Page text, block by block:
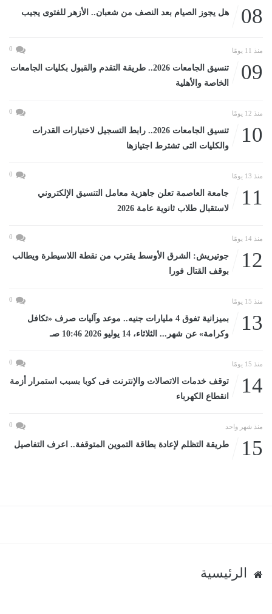
08 هل يجوز الصيام بعد النصف من شعبان.. الأزهر للفتوى يجيب
منذ 11 يومًا 0
09
تنسيق الجامعات 2026.. طريقة التقدم والقبول بكليات الجامعات
الخاصة والأهلية
منذ 12 يومًا 0
10
تنسيق الجامعات 2026.. رابط التسجيل لاختبارات القدرات
والكليات التى تشترط اجتيازها
منذ 13 يومًا 0
11
جامعة العاصمة تعلن جاهزية معامل التنسيق الإلكتروني
لاستقبال طلاب ثانوية عامة 2026
منذ 14 يومًا 0
12
جوتيريش: الشرق الأوسط يقترب من نقطة اللاسيطرة ويطالب
بوقف القتال فورا
منذ 15 يومًا 0
13
بميزانية تفوق 4 مليارات جنيه.. موعد وآليات صرف «تكافل
وكرامة» عن شهر... الثلاثاء، 14 يوليو 2026 10:46 صـ
منذ 15 يومًا 0
14
توقف خدمات الاتصالات والإنترنت فى كوبا بسبب استمرار أزمة
انقطاع الكهرباء
منذ شهر واحد 0
15 طريقة التظلم لإعادة بطاقة التموين المتوقفة.. اعرف التفاصيل
الرئيسية